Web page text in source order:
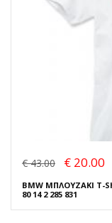
€ 43.00 € 20.00
BMW ΜΠΛΟΥΖΑΚΙ T-
80 14 2 285 831